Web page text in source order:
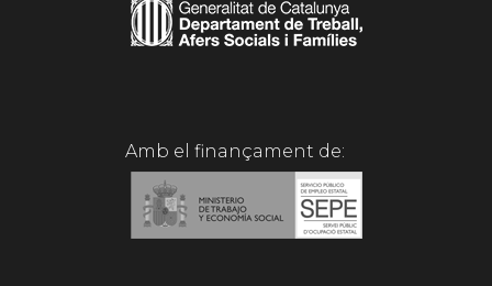
Amb el finançament de: